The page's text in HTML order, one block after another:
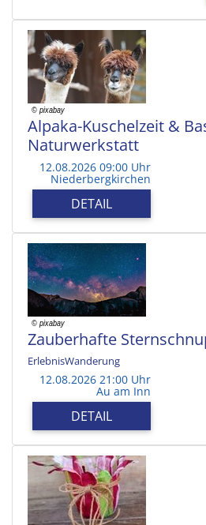
Alpaka-Kuschelzeit &
Naturwerkstatt
12.08.2026 09:00 Uhr
Niederbergkirchen
DETAIL
Zauberhafte
ErlebnisWanderung
12.08.2026 21:00 Uhr
Au am Inn
DETAIL